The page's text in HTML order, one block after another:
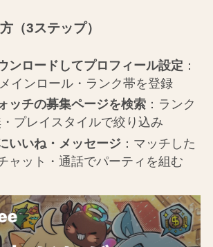
（3ステップ）
ンロードしてプロフィール設定 ：
インロール・ランク帯を登録
ッチの募集ページを検索：ランク
プレイスタイルで絞り込み
いいね・メッセージ：マッチした
ャット・通話でパーティを組む